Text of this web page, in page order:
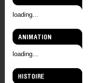
loading...
ANIMATION
loading...
HISTOIRE